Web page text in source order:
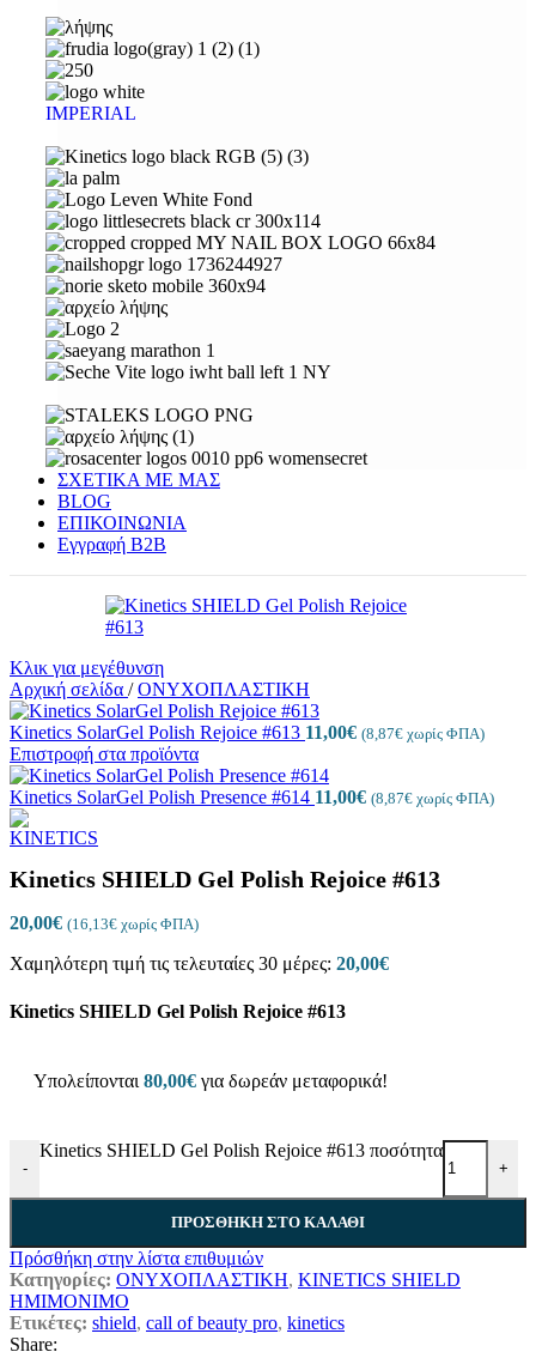
IMPERIAL
ΣΧΕΤΙΚΑ ΜΕ ΜΑΣ
BLOG
ΕΠΙΚΟΙΝΩΝΙΑ
Εγγραφή Β2Β
Κλικ για μεγέθυνση
Αρχική σελίδα / ΟΝΥΧΟΠΛΑΣΤΙΚΗ
Kinetics SolarGel Polish Rejoice #613 11,00€ (8,87€ χωρίς ΦΠΑ)
Επιστροφή στα προϊόντα
Kinetics SolarGel Polish Presence #614 11,00€ (8,87€ χωρίς ΦΠΑ)
Kinetics SHIELD Gel Polish Rejoice #613
20,00€ (16,13€ χωρίς ΦΠΑ)
Χαμηλότερη τιμή τις τελευταίες 30 μέρες: 20,00€
Kinetics SHIELD Gel Polish Rejoice #613
Υπολείπονται 80,00€ για δωρεάν μεταφορικά!
-
Kinetics SHIELD Gel Polish Rejoice #613 ποσότητα
+
ΠΡΟΣΘΉΚΗ ΣΤΟ ΚΑΛΆΘΙ
Πρόσθήκη στην λίστα επιθυμιών
Κατηγορίες: ΟΝΥΧΟΠΛΑΣΤΙΚΗ, KINETICS SHIELD
ΗΜΙΜΟΝΙΜΟ
Ετικέτες: shield, call of beauty pro, kinetics
Share: